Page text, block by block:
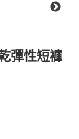
彈性短褲